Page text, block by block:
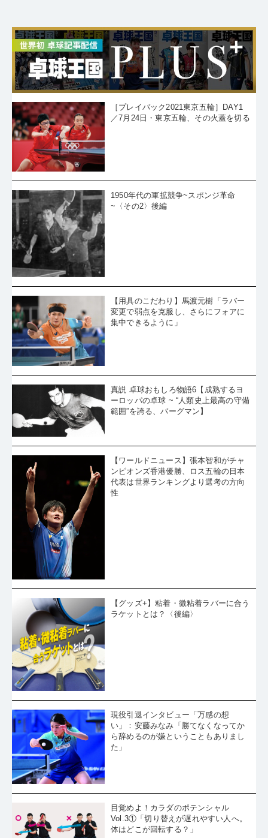
［プレイバック2021東京五輪］DAY1
／7月24日・東京五輪、その火蓋を切る
1950年代の軍拡競争~スポンジ革命
~〈その2〉後編
【用具のこだわり】馬渡元樹「ラバー
変更で弱点を克服し、さらにフォアに
集中できるように」
真説 卓球おもしろ物語6【成熟するヨ
ーロッパの卓球 ~ “人類史上最高の守備
範囲”を誇る、バーグマン】
【ワールドニュース】張本智和がチャ
ンピオンズ香港優勝、ロス五輪の日本
代表は世界ランキングより選考の方向
性
【グッズ+】粘着・微粘着ラバーに合う
ラケットとは？〈後編〉
現役引退インタビュー「万感の想
い」：安藤みなみ「勝てなくなってか
ら辞めるのが嫌ということもありまし
た」
目覚めよ！カラダのポテンシャル
Vol.3①「切り替えが遅れやすい人へ。
体はどこが回転する？」